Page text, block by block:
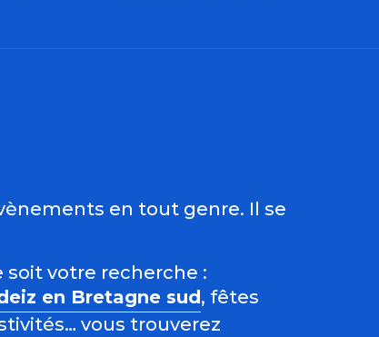
en tout genre. Il se
soit votre recherche :
en Bretagne sud, fêtes
vous trouverez